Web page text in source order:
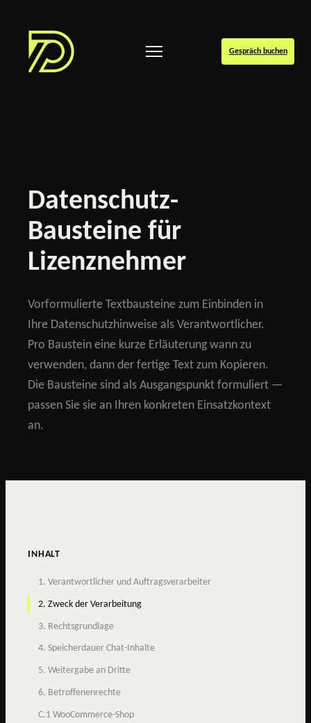
Gespräch buchen
Datenschutz-
Bausteine für
Lizenznehmer
Vorformulierte Textbausteine zum Einbinden in
Ihre Datenschutzhinweise als Verantwortlicher.
Pro Baustein eine kurze Erläuterung wann zu
verwenden, dann der fertige Text zum Kopieren.
Die Bausteine sind als Ausgangspunkt formuliert —
passen Sie sie an Ihren konkreten Einsatzkontext
an.
INHALT
1. Verantwortlicher und Auftragsverarbeiter
2. Zweck der Verarbeitung
3. Rechtsgrundlage
4. Speicherdauer Chat-Inhalte
5. Weitergabe an Dritte
6. Betroffenenrechte
C.1 WooCommerce-Shop